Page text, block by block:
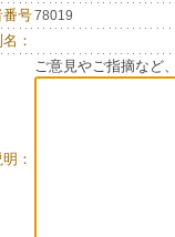
番号78019
：
：
ご意見やご指摘など